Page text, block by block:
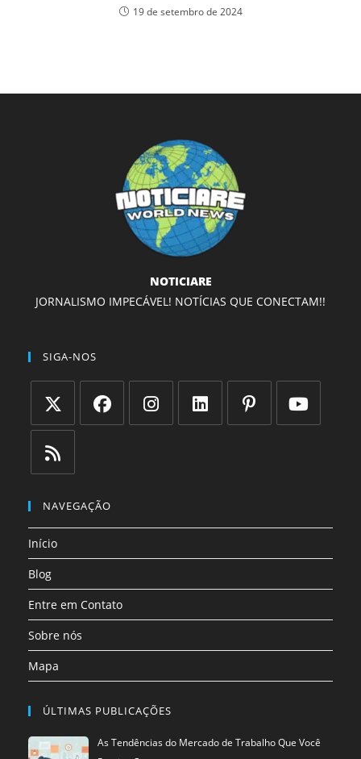
19 de setembro de 2024
NOTICIARE
JORNALISMO IMPECÁVEL! NOTÍCIAS QUE CONECTAM!!
SIGA-NOS
Abre
em
uma
aba
aba
em
uma
nova
NAVEGAÇÃO
Início
Blog
Entre em Contato
Sobre nós
Mapa
ÚLTIMAS PUBLICAÇÕES
As Tendências do Mercado de Trabalho Que Você